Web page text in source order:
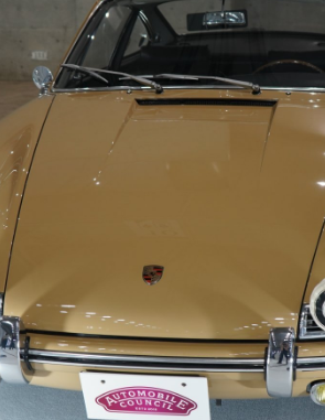
Pen Meet Pen